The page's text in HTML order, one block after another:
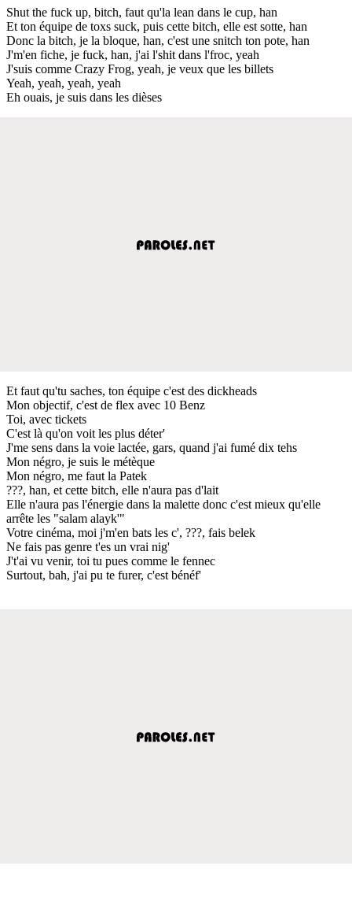
Shut the fuck up, bitch, faut qu'la lean dans le cup, han
Et ton équipe de toxs suck, puis cette bitch, elle est sotte, han
Donc la bitch, je la bloque, han, c'est une snitch ton pote, han
J'm'en fiche, je fuck, han, j'ai l'shit dans l'froc, yeah
J'suis comme Crazy Frog, yeah, je veux que les billets
Yeah, yeah, yeah, yeah
Eh ouais, je suis dans les dièses
Et faut qu'tu saches, ton équipe c'est des dickheads
Mon objectif, c'est de flex avec 10 Benz
Toi, avec tickets
C'est là qu'on voit les plus déter'
J'me sens dans la voie lactée, gars, quand j'ai fumé dix tehs
Mon négro, je suis le métèque
Mon négro, me faut la Patek
???, han, et cette bitch, elle n'aura pas d'lait
Elle n'aura pas l'énergie dans la malette donc c'est mieux qu'elle
arrête les "salam alayk'"
Votre cinéma, moi j'm'en bats les c', ???, fais belek
Ne fais pas genre t'es un vrai nig'
J't'ai vu venir, toi tu pues comme le fennec
Surtout, bah, j'ai pu te furer, c'est bénéf'